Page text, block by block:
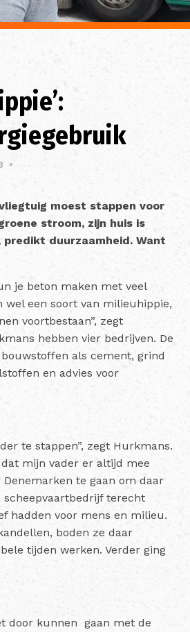
•
moest stappen voor
stroom, zijn huis is
duurzaamheid. Want
je beton maken met veel
wel een soort van milieuhippie,
voortbestaan”, zegt
hebben vier bedrijven. De
als cement, grind
en advies voor
te stappen”, zegt Hurkmans.
mijn vader er altijd mee
te gaan om daar
scheepvaartbedrijf terecht
hadden voor mens en milieu.
boden ze daar
tijden werken. Verder ging
door kunnen gaan met de